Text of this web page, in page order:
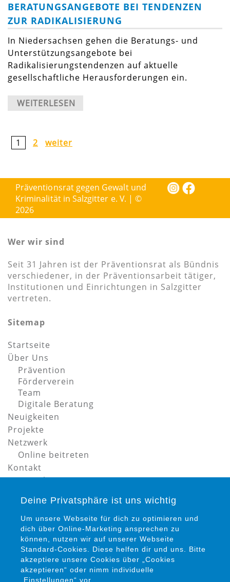
BERATUNGSANGEBOTE BEI TENDENZEN
ZUR RADIKALISIERUNG
In Niedersachsen gehen die Beratungs- und
Unterstützungsangebote bei
Radikalisierungstendenzen auf aktuelle
gesellschaftliche Herausforderungen ein.
WEITERLESEN
1 2 weiter
Präventionsrat gegen Gewalt und
Kriminalität in Salzgitter e. V. | ©
2026
Wer wir sind
Seit 31 Jahren ist der Präventionsrat als Bündnis
verschiedener, in der Präventionsarbeit tätiger,
Institutionen und Einrichtungen in Salzgitter
vertreten.
Sitemap
Startseite
Über Uns
Prävention
Förderverein
Team
Digitale Beratung
Neuigkeiten
Projekte
Netzwerk
Online beitreten
Kontakt
Datenschutz
Petra Siems
Deine Privatsphäre ist uns wichtig
Um unsere Webseite für dich zu optimieren und
dich über Online-Marketing ansprechen zu
können, nutzen wir auf unserer Webseite
Standard-Cookies. Diese helfen dir und uns. Bitte
akzeptiere unsere Cookies über „Cookies
akzeptieren“ oder nimm individuelle
„Einstellungen“ vor.